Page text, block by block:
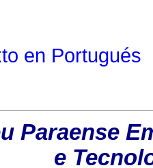
en Portugués
Paraense
e